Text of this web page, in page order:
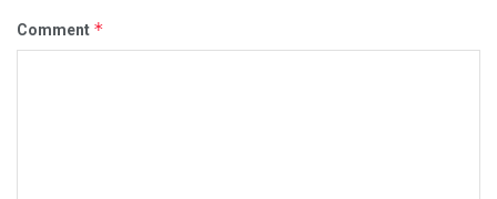
Comment *